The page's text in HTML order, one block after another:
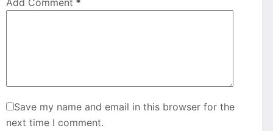
Save my name and email in this browser for the
next time I comment.